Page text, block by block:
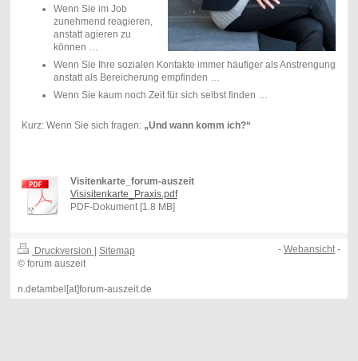
Wenn Sie im Job
zunehmend reagieren,
anstatt agieren zu
können …
Wenn Sie Ihre sozialen Kontakte immer häufiger als Anstrengung
anstatt als Bereicherung empfinden …
Wenn Sie kaum noch Zeit für sich selbst finden …
Kurz: Wenn Sie sich fragen: „Und wann komm ich?“
Visitenkarte_forum-auszeit
Visisitenkarte_Praxis.pdf
PDF-Dokument [1.8 MB]
Druckversion | Sitemap
© forum auszeit
n.detambel[at]forum-auszeit.de
-Webansicht -